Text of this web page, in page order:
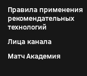
Правила применения
рекомендательных
технологий
Лица канала
Матч Академия